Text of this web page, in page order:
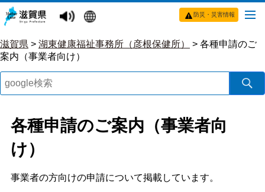
防災・災害情報
滋賀県 > 湖東健康福祉事務所（彦根保健所） > 各種申請のご
案内（事業者向け）
各種申請のご案内（事業者向
け）
事業者の方向けの申請について掲載しています。